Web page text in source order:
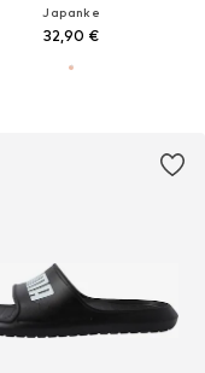
Japanke
32,90 €